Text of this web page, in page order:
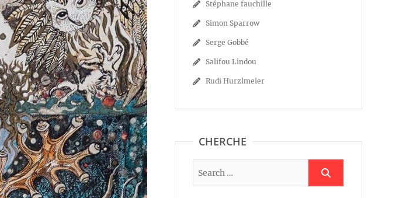
Stéphane fauchille
Simon Sparrow
Serge Gobbé
Salifou Lindou
Rudi Hurzlmeier
CHERCHE